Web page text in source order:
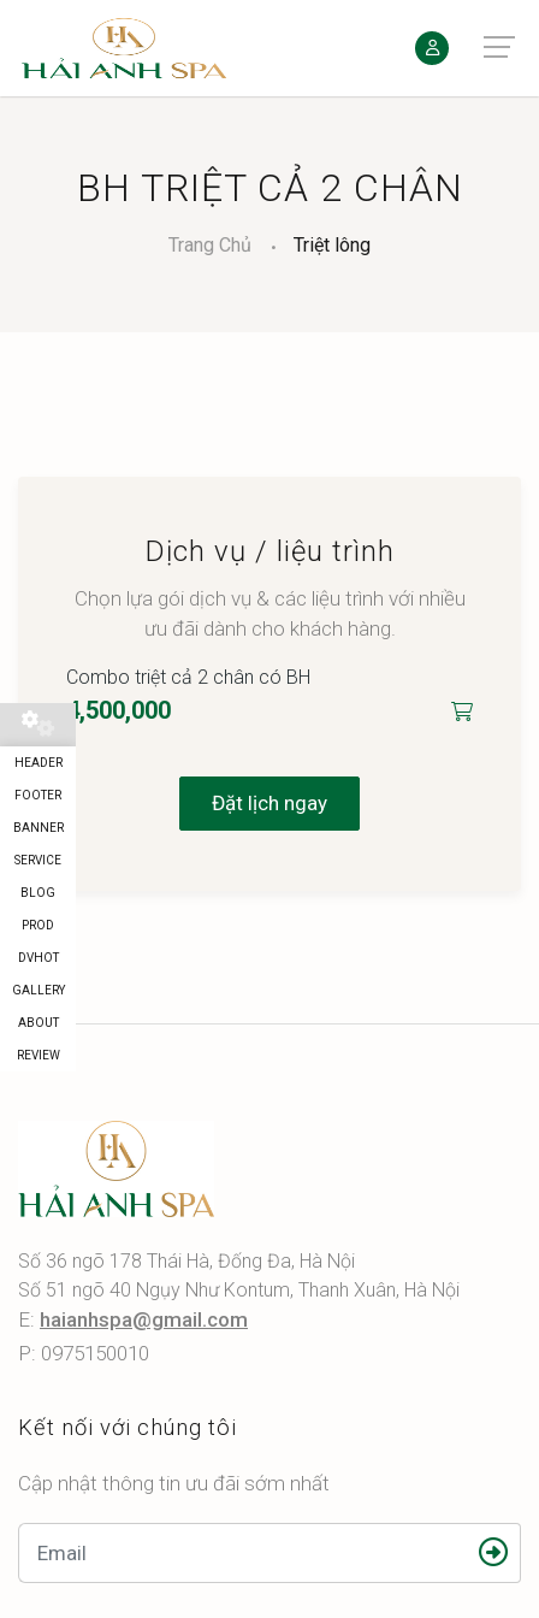
BH TRIỆT CẢ 2 CHÂN
Trang Chủ Triệt lông
Dịch vụ / liệu trình
Chọn lựa gói dịch vụ & các liệu trình với nhiều
ưu đãi dành cho khách hàng.
Combo triệt cả 2 chân có BH
4,500,000
Đặt lịch ngay
Số 36 ngõ 178 Thái Hà, Đống Đa, Hà Nội
Số 51 ngõ 40 Ngụy Như Kontum, Thanh Xuân, Hà Nội
E: haianhspa@gmail.com
P: 0975150010
Kết nối với chúng tôi
Cập nhật thông tin ưu đãi sớm nhất
HEADER
FOOTER
BANNER
SERVICE
BLOG
PROD
DVHOT
GALLERY
ABOUT
REVIEW